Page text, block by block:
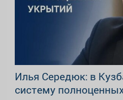
Илья Середюк: в
систему